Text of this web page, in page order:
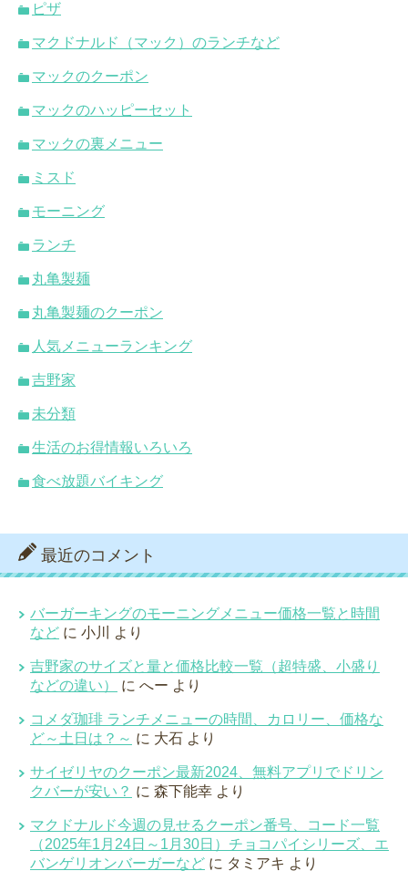
ピザ
マクドナルド（マック）のランチなど
マックのクーポン
マックのハッピーセット
マックの裏メニュー
ミスド
モーニング
ランチ
丸亀製麺
丸亀製麺のクーポン
人気メニューランキング
吉野家
未分類
生活のお得情報いろいろ
食べ放題バイキング
最近のコメント
バーガーキングのモーニングメニュー価格一覧と時間
など に 小川 より
吉野家のサイズと量と価格比較一覧（超特盛、小盛り
などの違い）
に へー より
コメダ珈琲 ランチメニューの時間、カロリー、価格な
ど～土日は？～ に 大石 より
サイゼリヤのクーポン最新2024、無料アプリでドリン
クバーが安い？ に 森下能幸 より
マクドナルド今週の見せるクーポン番号、コード一覧
（2025年1月24日～1月30日）チョコパイシリーズ、エ
バンゲリオンバーガーなど に タミアキ より